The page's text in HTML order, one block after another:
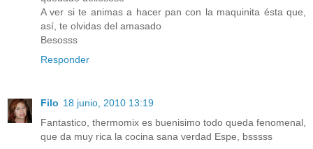
A ver si te animas a hacer pan con la maquinita ésta que,
así, te olvidas del amasado
Besosss
Responder
Filo 18 junio, 2010 13:19
Fantastico, thermomix es buenisimo todo queda fenomenal,
que da muy rica la cocina sana verdad Espe, bsssss